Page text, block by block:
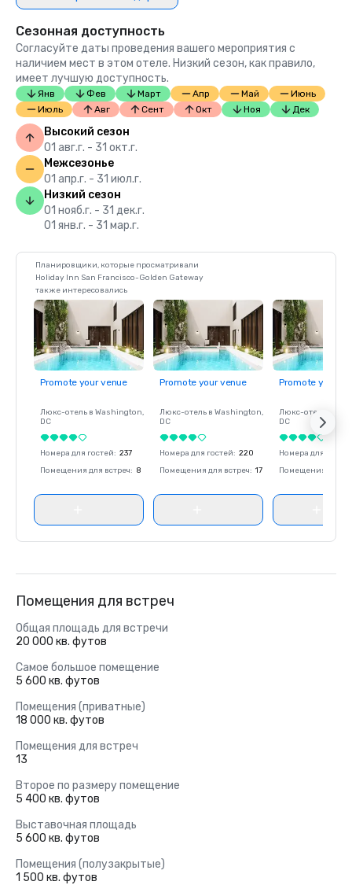
Сезонная доступность
Согласуйте даты проведения вашего мероприятия с
наличием мест в этом отеле. Низкий сезон, как правило,
имеет лучшую доступность.
Янв Фев Март Апр Май
Июнь
Июль
Авг Сент Окт Ноя Дек
Высокий сезон
01 авг.г. - 31 окт.г.
Межсезонье
01 апр.г. - 31 июл.г.
Низкий сезон
01 нояб.г. - 31 дек.г.
01 янв.г. - 31 мар.г.
Планировщики, которые просматривали
Holiday Inn San Francisco-Golden Gateway
также интересовались
Promote your venue
Люкс-отель в Washington,
DC
Номера для гостей: 237
Помещения для встреч: 8
Promote your venue
Люкс-отель в Washington,
DC
Номера для гостей: 220
Помещения для встреч: 17
Promote your
Люкс-отель в
DC
Номера для гостей
Помещения для
Помещения для встреч
Общая площадь для встречи
20 000 кв. футов
Самое большое помещение
5 600 кв. футов
Помещения (приватные)
18 000 кв. футов
Помещения для встреч
13
Второе по размеру помещение
5 400 кв. футов
Выставочная площадь
5 600 кв. футов
Помещения (полузакрытые)
1 500 кв. футов